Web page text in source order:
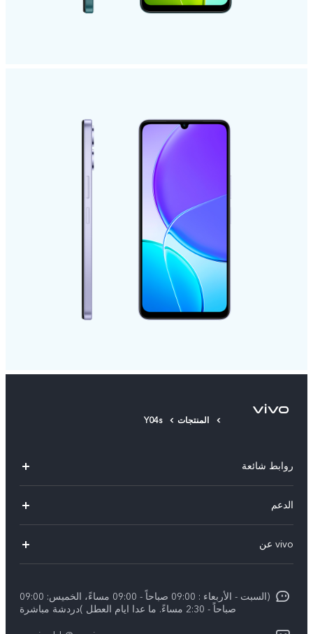
المنتجات Y04s
روابط شائعة
X300 (New)
X200 FE (New)
الدعم
مركز الخدمة
Funtouch OS
vivo عن
نبذة عنا
مركز الخصوصية لدى vivo
(السبت - الأربعاء : 09:00 صباحاً - 09:00 مساءً، الخميس: 09:00
صباحاً - 2:30 مساءً. ما عدا ايام العطل )دردشة مباشرة